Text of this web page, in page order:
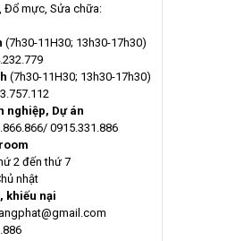
Đổ mực, Sửa chữa:
(7h30-11H30; 13h30-17h30)
(7h30-11H30; 13h30-17h30)
nghiệp, Dự án
0915.331.886
2 đến thứ 7
nhật
khiếu nại